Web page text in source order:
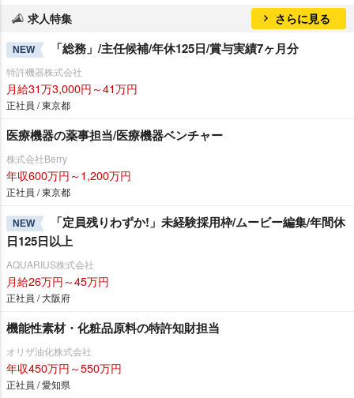
求人特集 さらに見る
NEW 「総務」/主任候補/年休125日/賞与実績7ヶ月分
特許機器株式会社
月給31万3,000円～41万円
正社員 / 東京都
医療機器の薬事担当/医療機器ベンチャー
株式会社Berry
年収600万円～1,200万円
正社員 / 東京都
NEW
「定員残りわずか!」未経験採用枠/ムービー編集/年間休
日125日以上
AQUARIUS株式会社
月給26万円～45万円
正社員 / 大阪府
機能性素材・化粧品原料の特許知財担当
オリザ油化株式会社
年収450万円～550万円
正社員 / 愛知県